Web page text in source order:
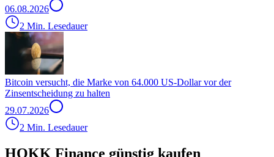
06.08.2026
2 Min. Lesedauer
Bitcoin versucht, die Marke von 64.000 US-Dollar vor der
Zinsentscheidung zu halten
29.07.2026
2 Min. Lesedauer
HOKK Finance günstig kaufen